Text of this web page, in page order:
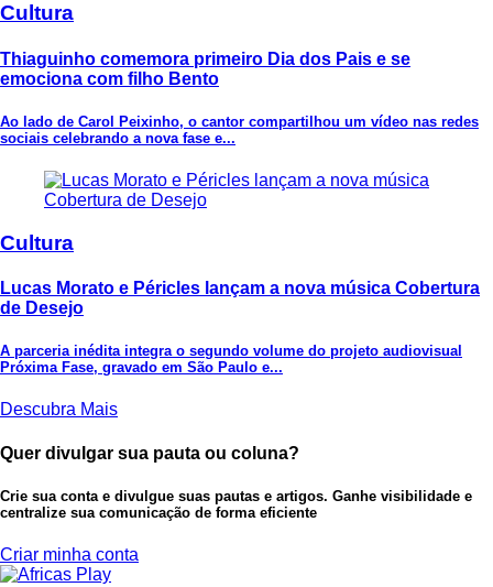
Cultura
Thiaguinho comemora primeiro Dia dos Pais e se
emociona com filho Bento
Ao lado de Carol Peixinho, o cantor compartilhou um vídeo nas redes
sociais celebrando a nova fase e...
Cultura
Lucas Morato e Péricles lançam a nova música Cobertura
de Desejo
A parceria inédita integra o segundo volume do projeto audiovisual
Próxima Fase, gravado em São Paulo e...
Descubra Mais
Quer divulgar sua pauta ou coluna?
Crie sua conta e divulgue suas pautas e artigos. Ganhe visibilidade e
centralize sua comunicação de forma eficiente
Criar minha conta